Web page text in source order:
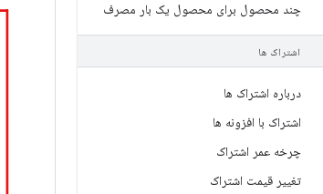
چند محصول برای محصول یک بار مصرف
اشتراک ها
درباره اشتراک ها
اشتراک با افزونه ها
چرخه عمر اشتراک
تغییر قیمت اشتراک